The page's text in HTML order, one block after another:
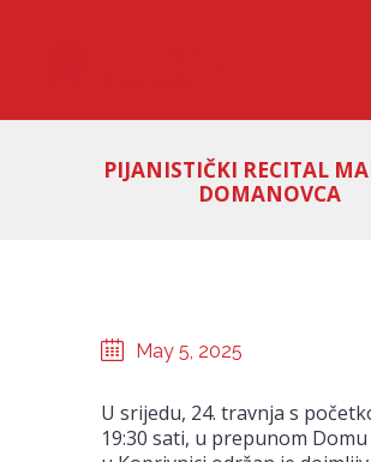
PIJANISTIČKI RECITAL
DOMANOVCA
May 5, 2025
U srijedu, 24. travnja s
19:30 sati, u prepunom